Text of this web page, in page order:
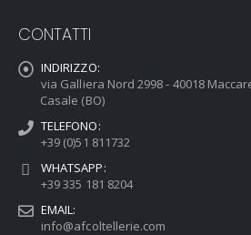
CONTATTI
INDIRIZZO:
via Galliera Nord 2998 - 40018
Casale (BO)
TELEFONO:
+39 (0)51 811732
WHATSAPP:
+39 335 181 8204
EMAIL:
info@afcoltellerie.com